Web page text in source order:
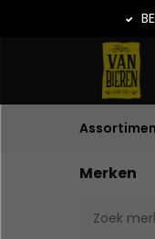
Merken